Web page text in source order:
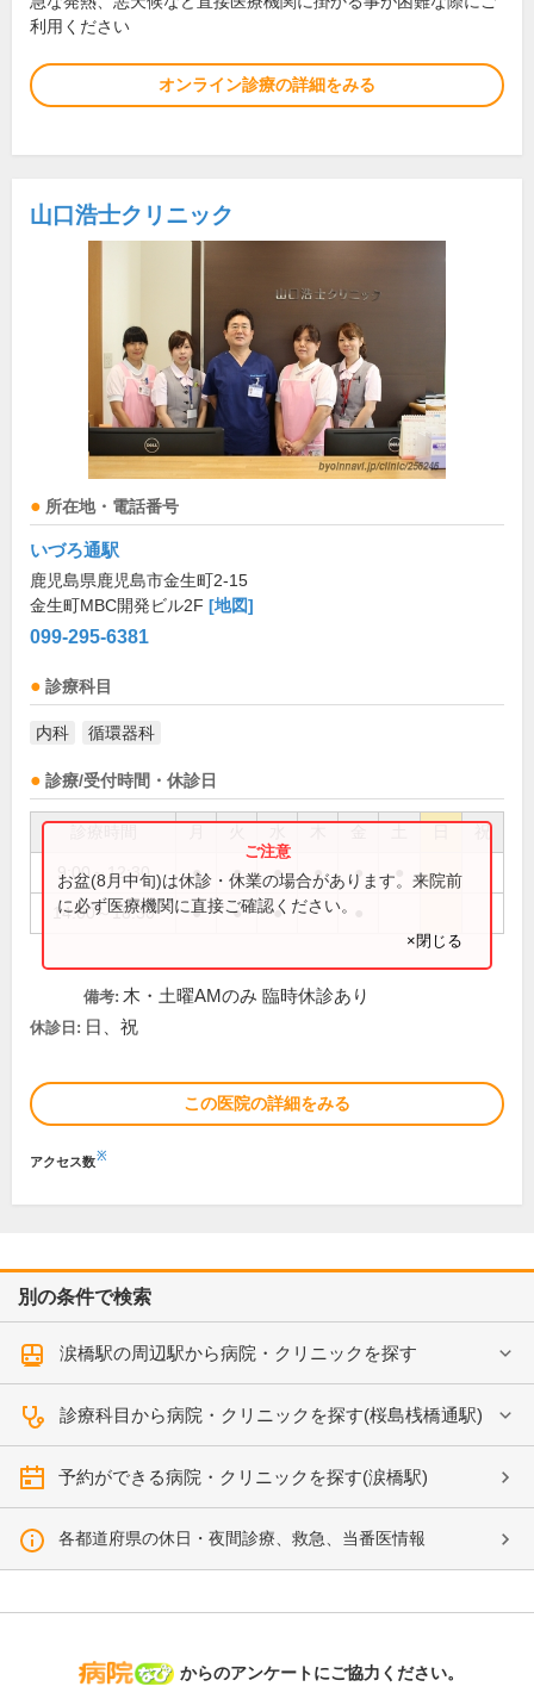
利用ください
オンライン診療の詳細をみる
山口浩士クリニック
所在地・電話番号
いづろ通駅
鹿児島県鹿児島市金生町2-15
金生町MBC開発ビル2F [地図]
099-295-6381
診療科目
内科 循環器科
診療/受付時間・休診日
祝
9:00～12:30 ● ● ● ● ●
14:00～18:30 ● ● ●
お盆(8月中旬)は休診・休業の場合があります。来院前
に必ず医療機関に直接ご確認ください。
×閉じる
備考: 木・土曜AMのみ 臨時休診あり
休診日: 日、祝
この医院の詳細をみる
アクセス数※
別の条件で検索
涙橋駅の周辺駅から病院・クリニックを探す
診療科目から病院・クリニックを探す(桜島桟橋通駅)
予約ができる病院・クリニックを探す(涙橋駅)
各都道府県の休日・夜間診療、救急、当番医情報
病院なび
からのアンケートにご協力ください。